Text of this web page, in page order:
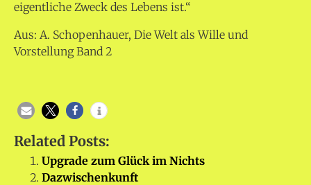
eigentliche Zweck des Lebens ist.“
Aus: A. Schopenhauer, Die Welt als Wille und
Vorstellung Band 2
Related Posts:
Upgrade zum Glück im Nichts
Dazwischenkunft